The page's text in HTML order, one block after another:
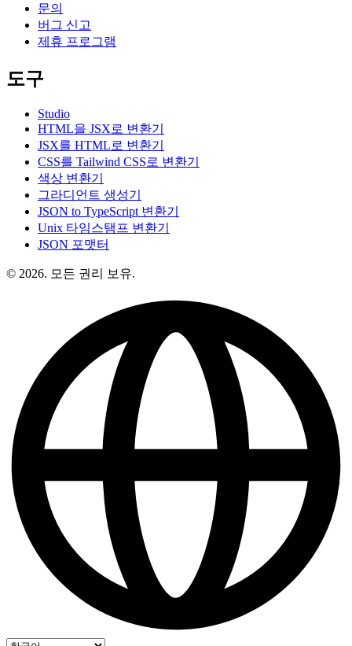
문의
버그 신고
제휴 프로그램
도구
Studio
HTML을 JSX로 변환기
JSX를 HTML로 변환기
CSS를 Tailwind CSS로 변환기
색상 변환기
그라디언트 생성기
JSON to TypeScript 변환기
Unix 타임스탬프 변환기
JSON 포맷터
© 2026. 모든 권리 보유.